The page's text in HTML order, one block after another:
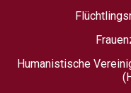
Humanistische